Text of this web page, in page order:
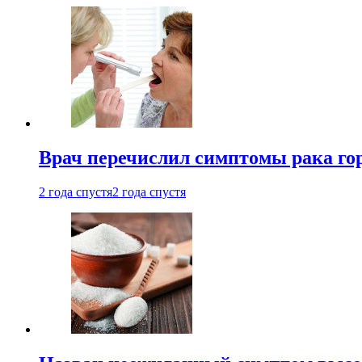
Врач перечислил симптомы рака
2 года спустя2 года спустя